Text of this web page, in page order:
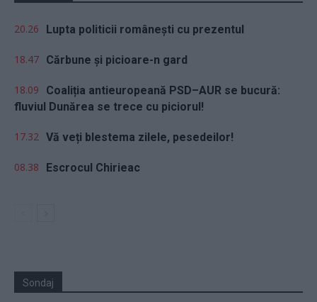
20.26 Lupta politicii românești cu prezentul
18.47 Cărbune și picioare-n gard
18.09
Coaliția antieuropeană PSD–AUR se bucură:
fluviul Dunărea se trece cu piciorul!
17.32 Vă veți blestema zilele, pesedeilor!
08.38 Escrocul Chirieac
Sondaj